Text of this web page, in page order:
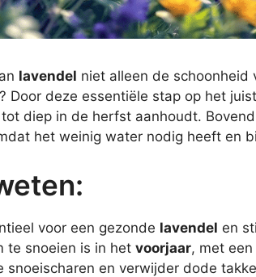
lavendel niet alleen de
Door deze essentiële stap op het
diep in de herfst aanhoudt.
het weinig water nodig heeft en
voor een gezonde lavendel en
te snoeien is in het voorjaar, met
en verwijder dode